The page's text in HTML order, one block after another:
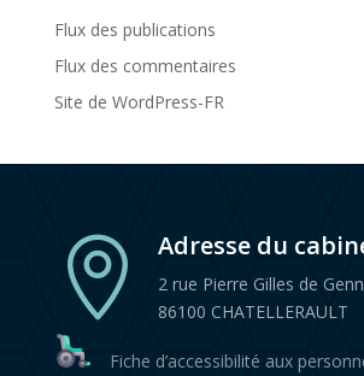
Flux des publications
Flux des commentaires
Site de WordPress-FR
 Adresse du
2 rue Pierre Gilles de
86100 CHATELLERAULT
Fiche d’accessibilité aux